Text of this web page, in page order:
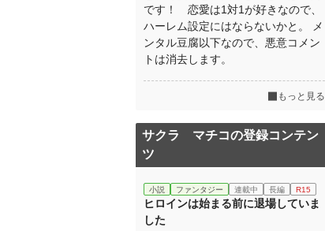
です！ 恋愛は1対1が好きなので、
ハーレム設定にはならないかと。 メ
ンタル豆腐以下なので、悪意コメン
トは消去します。
もっと見る
サクラ マチコの登録コンテン
ツ
小説 ファンタジー 連載中 長編 R15
ヒロインは始まる前に退場していま
した